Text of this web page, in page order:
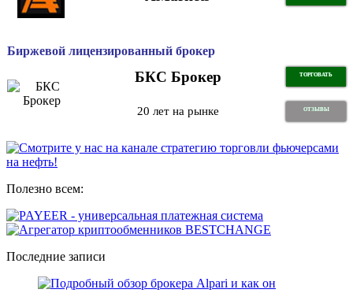
Биржевой лицензированный брокер
БКС Брокер ТОРГОВАТЬ
20 лет на рынке ОТЗЫВЫ
Полезно всем:
Последние записи